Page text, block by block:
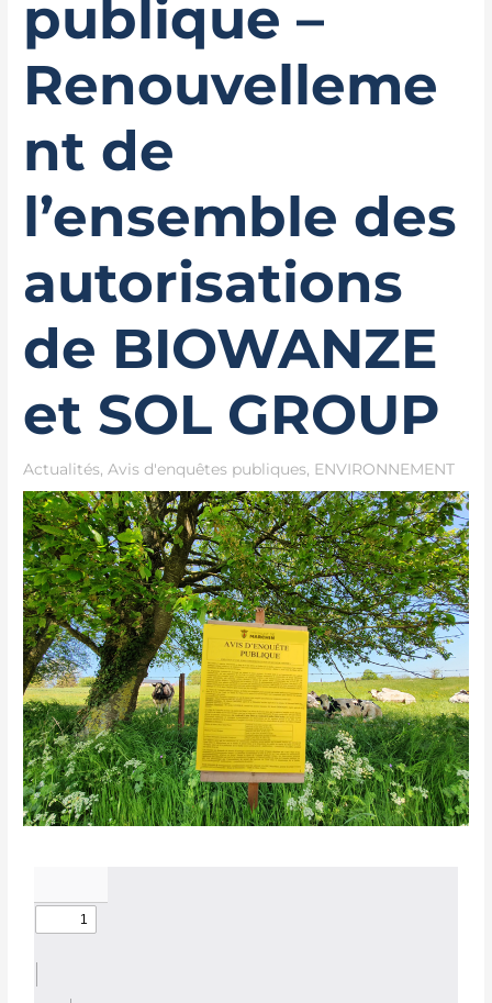
publique –
Renouvelleme
nt de
l’ensemble des
autorisations
de BIOWANZE
et SOL GROUP
Actualités, Avis d'enquêtes publiques, ENVIRONNEMENT